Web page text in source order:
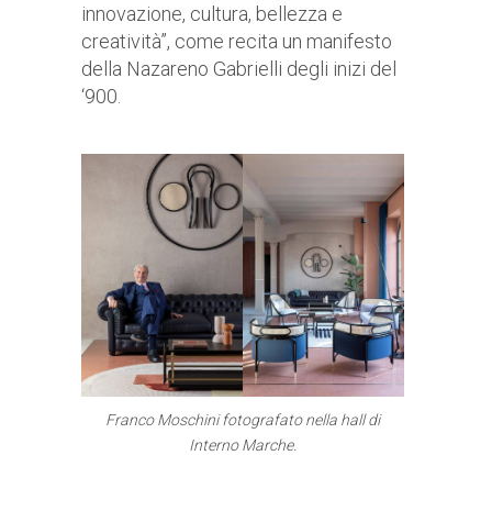
innovazione, cultura, bellezza e
creatività”, come recita un manifesto
della Nazareno Gabrielli degli inizi del
‘900.
Franco Moschini fotografato nella hall di
Interno Marche.